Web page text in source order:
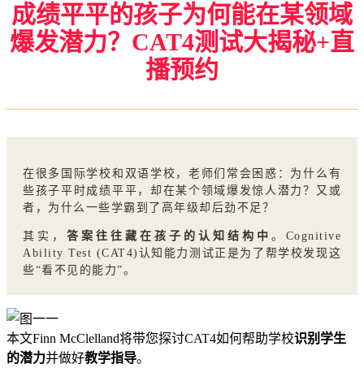
成绩平平的孩子为何能在某领域
爆发潜力？CAT4测试大揭秘+直
播预约
在很多国际学校和双语学校，老师们常会困惑：为什么有
些孩子平时成绩平平，却在某个领域爆发惊人潜力？又或
者，为什么一些学霸到了高年级却后劲不足？
其实， 答案往往藏在孩子的认知结构中 。Cognitive
Ability Test (CAT4)认知能力测试正是为了帮学校发现这
些“看不见的能力”。
本文Finn McClelland将带您探讨CAT4如何帮助学校识别学生
的潜力并做好教学指导。